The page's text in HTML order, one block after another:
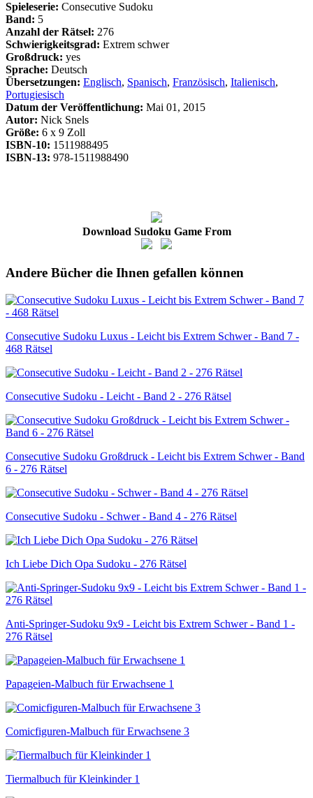
Spieleserie: Consecutive Sudoku
Band: 5
Anzahl der Rätsel: 276
Schwierigkeitsgrad: Extrem schwer
Großdruck: yes
Sprache: Deutsch
Übersetzungen: Englisch, Spanisch, Französisch, Italienisch,
Portugiesisch
Datum der Veröffentlichung: Mai 01, 2015
Autor: Nick Snels
Größe: 6 x 9 Zoll
ISBN-10: 1511988495
ISBN-13: 978-1511988490
Download Sudoku Game From
Andere Bücher die Ihnen gefallen können
Consecutive Sudoku Luxus - Leicht bis Extrem Schwer - Band 7 -
468 Rätsel
Consecutive Sudoku - Leicht - Band 2 - 276 Rätsel
Consecutive Sudoku Großdruck - Leicht bis Extrem Schwer - Band
6 - 276 Rätsel
Consecutive Sudoku - Schwer - Band 4 - 276 Rätsel
Ich Liebe Dich Opa Sudoku - 276 Rätsel
Anti-Springer-Sudoku 9x9 - Leicht bis Extrem Schwer - Band 1 -
276 Rätsel
Papageien-Malbuch für Erwachsene 1
Comicfiguren-Malbuch für Erwachsene 3
Tiermalbuch für Kleinkinder 1